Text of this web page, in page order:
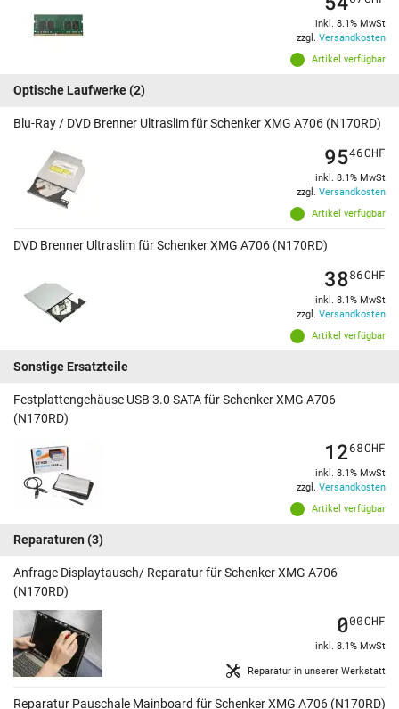
Artikel verfügbar
inkl. 8.1% MwSt
zzgl. Versandkosten
Optische Laufwerke(2)
Blu-Ray / DVD Brenner Ultraslim für Schenker XMG A706 (N170RD)
Artikel verfügbar
9546CHF
inkl. 8.1% MwSt
zzgl. Versandkosten
DVD Brenner Ultraslim für Schenker XMG A706 (N170RD)
Artikel verfügbar
3886CHF
inkl. 8.1% MwSt
zzgl. Versandkosten
Sonstige Ersatzteile
Festplattengehäuse USB 3.0 SATA für Schenker XMG A706
(N170RD)
Artikel verfügbar
1268CHF
inkl. 8.1% MwSt
zzgl. Versandkosten
Reparaturen (3)
Anfrage Displaytausch/ Reparatur für Schenker XMG A706
(N170RD)
Reparatur in unserer Werkstatt
000CHF
inkl. 8.1% MwSt
Reparatur Pauschale Mainboard für Schenker XMG A706 (N170RD)